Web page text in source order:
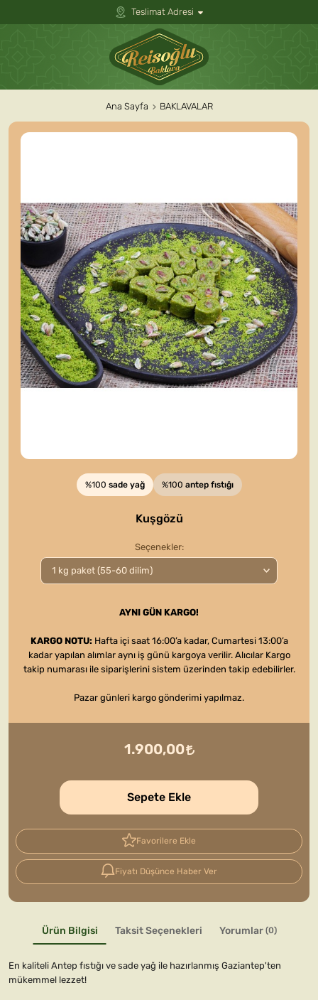
Teslimat Adresi
Ana Sayfa BAKLAVALAR
%100 sade yağ %100 antep fıstığı
Kuşgözü
Seçenekler
AYNI GÜN KARGO!
KARGO NOTU: Hafta içi saat 16:00’a kadar, Cumartesi 13:00’a
kadar yapılan alımlar aynı iş günü kargoya verilir. Alıcılar Kargo
takip numarası ile siparişlerini sistem üzerinden takip edebilirler.
Pazar günleri kargo gönderimi yapılmaz.
1.900,00
Sepete Ekle
Favorilere Ekle
Fiyatı Düşünce Haber Ver
Ürün Bilgisi Taksit Seçenekleri Yorumlar (0)
En kaliteli Antep fıstığı ve sade yağ ile hazırlanmış Gaziantep'ten
mükemmel lezzet!